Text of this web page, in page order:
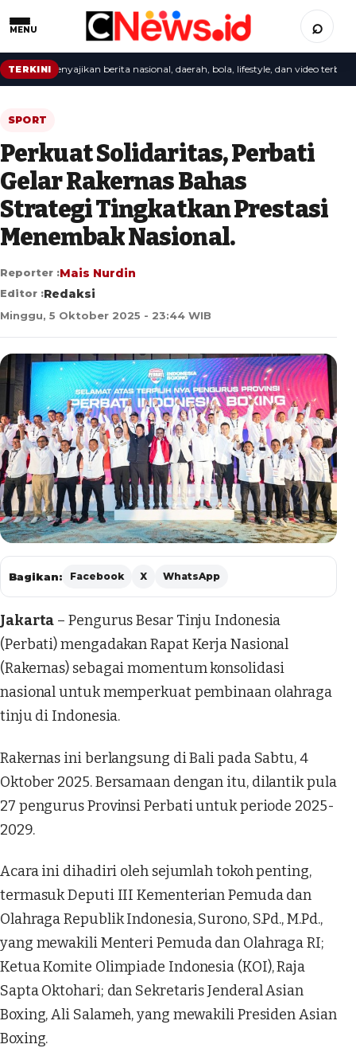
MENU ⌕
TERKINI
menyajikan berita nasional, daerah, bola, lifestyle, dan video terbaru.
SPORT
Perkuat Solidaritas, Perbati
Gelar Rakernas Bahas
Strategi Tingkatkan Prestasi
Menembak Nasional.
Reporter :Mais Nurdin
Editor :Redaksi
Minggu, 5 Oktober 2025 - 23:44 WIB
Bagikan: Facebook X WhatsApp
Jakarta – Pengurus Besar Tinju Indonesia
(Perbati) mengadakan Rapat Kerja Nasional
(Rakernas) sebagai momentum konsolidasi
nasional untuk memperkuat pembinaan olahraga
tinju di Indonesia.
Rakernas ini berlangsung di Bali pada Sabtu, 4
Oktober 2025. Bersamaan dengan itu, dilantik pula
27 pengurus Provinsi Perbati untuk periode 2025-
2029.
Acara ini dihadiri oleh sejumlah tokoh penting,
termasuk Deputi III Kementerian Pemuda dan
Olahraga Republik Indonesia, Surono, S.Pd., M.Pd.,
yang mewakili Menteri Pemuda dan Olahraga RI;
Ketua Komite Olimpiade Indonesia (KOI), Raja
Sapta Oktohari; dan Sekretaris Jenderal Asian
Boxing, Ali Salameh, yang mewakili Presiden Asian
Boxing.